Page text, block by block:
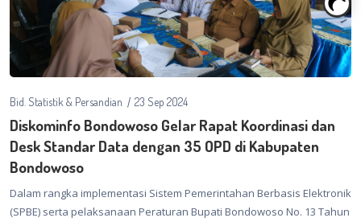
Bid. Statistik & Persandian 23 Sep 2024
Diskominfo Bondowoso Gelar Rapat Koordinasi dan
Desk Standar Data dengan 35 OPD di Kabupaten
Bondowoso
Dalam rangka implementasi Sistem Pemerintahan Berbasis Elektronik
(SPBE) serta pelaksanaan Peraturan Bupati Bondowoso No. 13 Tahun